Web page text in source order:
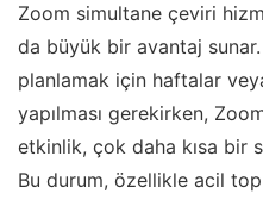
Zoom simultane çeviri
da büyük bir avantaj
planlamak için haftalar
yapılması gerekirken,
etkinlik, çok daha kısa bir
Bu durum, özellikle acil